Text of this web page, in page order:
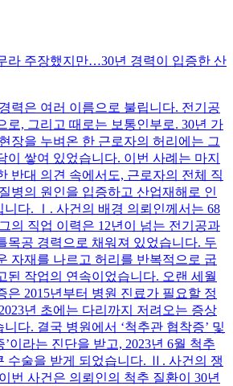
라 주장했지만…30년 경력이 입증한 산
력은 여러 이름으로 불립니다. 전기공
로, 그리고 때로는 보통인부로. 30년 가
장을 누벼온 한 근로자의 허리에는 그
이 쌓여 있었습니다. 이번 사례는 마지
반대 의견 속에서도, 근로자의 전체 직
병의 원인을 입증하고 산업재해로 인
니다. Ⅰ. 사건의 배경 의뢰인께서는 68
의 직업 이력은 12년이 넘는 전기공과
목공 경력으로 채워져 있었습니다. 두
자재를 나르고 허리를 반복적으로 굽
된 작업의 연속이었습니다. 오랜 세월
은 2015년부터 병원 진료가 필요할 정
년 초에는 다리까지 저려오는 증상
다. 결국 병원에서 ‘척추관 협착증’ 및
’이라는 진단을 받고, 2023년 6월 척추
수술을 받게 되었습니다. Ⅱ. 사건의 쟁
번 사건은 의뢰인의 척추 질환이 30년